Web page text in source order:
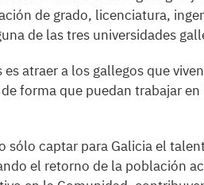
de grado, licenciatura,
de las tres universidades
es atraer a los gallegos que
forma que puedan trabajar
sólo captar para Galicia el
el retorno de la población